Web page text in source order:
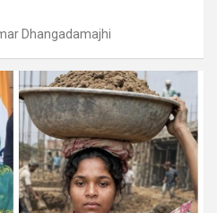
Dhangadamajhi